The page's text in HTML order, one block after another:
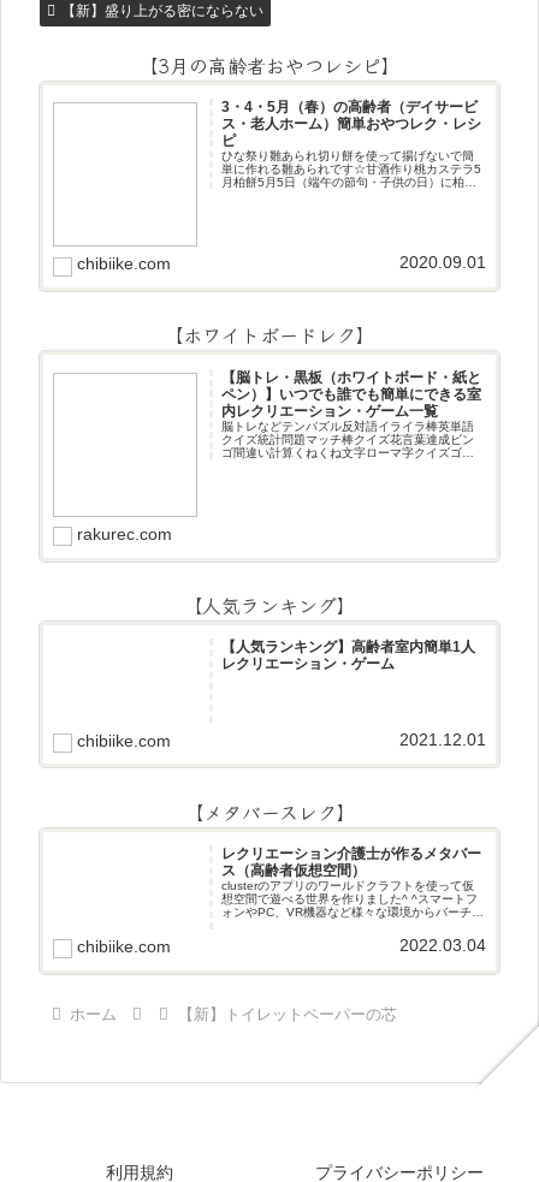
【新】盛り上がる密にならない
【3月の高齢者おやつレシピ】
3・4・5月（春）の高齢者（デイサービ
ス・老人ホーム）簡単おやつレク・レシ
ピ
ひな祭り雛あられ切り餅を使って揚げないで簡
単に作れる雛あられです☆甘酒作り桃カステラ5
月柏餅5月5日（端午の節句・子供の日）に柏餅
chibiike.com 2020.09.01
【ホワイトボードレク】
【脳トレ・黒板（ホワイトボード・紙と
ペン）】いつでも誰でも簡単にできる室
内レクリエーション・ゲーム一覧
脳トレなどテンパズル反対語イライラ棒英単語
クイズ統計問題マッチ棒クイズ花言葉達成ビン
ゴ間違い計算くねくね文字ローマ字クイズゴロ
rakurec.com
【人気ランキング】
【人気ランキング】高齢者室内簡単1人
レクリエーション・ゲーム
chibiike.com 2021.12.01
【メタバースレク】
レクリエーション介護士が作るメタバー
ス（高齢者仮想空間）
clusterのアプリのワールドクラフトを使って仮
想空間で遊べる世界を作りました^ ^スマートフ
ォンやPC、VR機器など様々な環境からバーチャ
chibiike.com 2022.03.04
ホーム 【新】トイレットペーパーの芯
利用規約 プライバシーポリシー